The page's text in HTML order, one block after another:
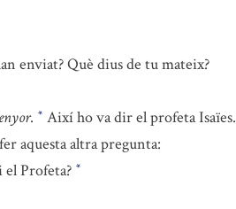
enviat? Què dius de tu mateix?
. * Així ho va dir el profeta Isaïes.
aquesta altra pregunta:
el Profeta? *